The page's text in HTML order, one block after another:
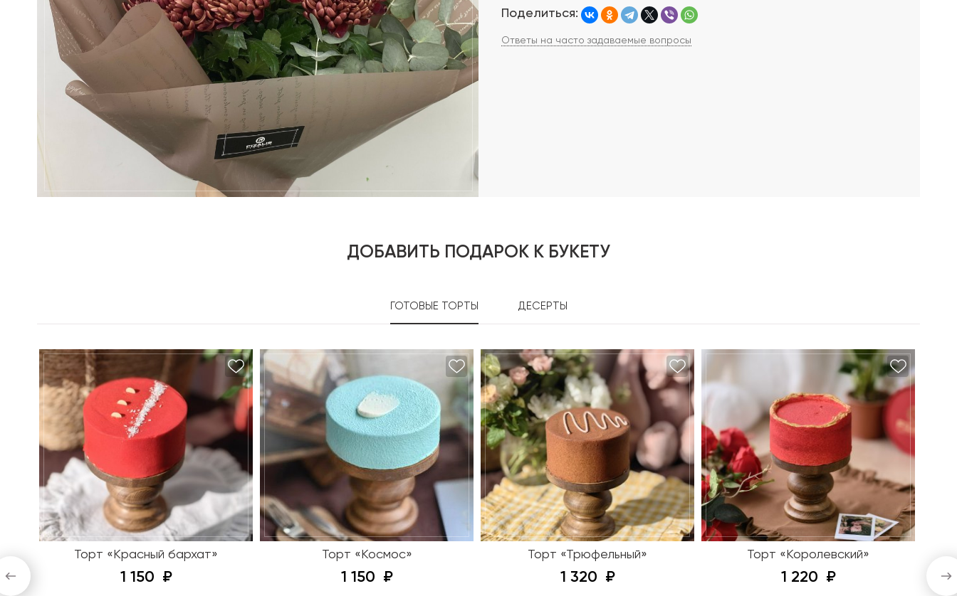
Поделиться:
Ответы на часто задаваемые вопросы
ДОБАВИТЬ ПОДАРОК К БУКЕТУ
ГОТОВЫЕ ТОРТЫ ДЕСЕРТЫ
Торт «Красный бархат»
1 150
Торт «Космос»
1 150
Торт «Трюфельный»
1 320
Торт «Королевский»
1 220